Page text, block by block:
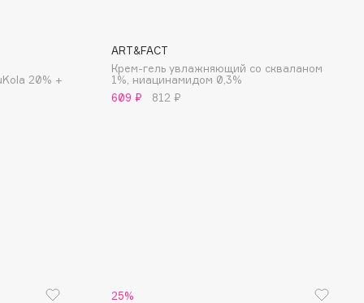
20% +
ART&FACT
Крем-гель увлажняющий со скваланом
1%, ниацинамидом 0,3%
609 ₽
812 ₽
25%